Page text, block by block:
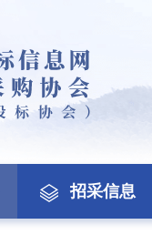
招采信息